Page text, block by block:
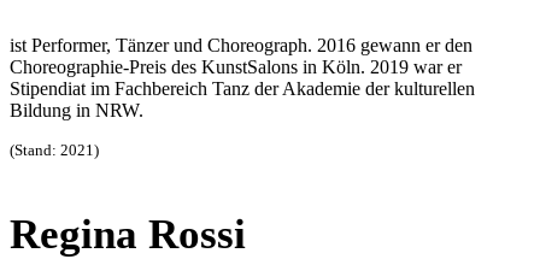
ist Performer, Tänzer und Choreograph. 2016 gewann er den
Choreographie-Preis des KunstSalons in Köln. 2019 war er
Stipendiat im Fachbereich Tanz der Akademie der kulturellen
Bildung in NRW.
(Stand: 2021)
Regina Rossi